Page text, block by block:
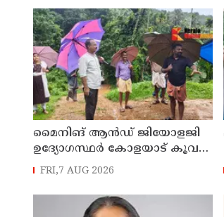
മൈനിങ് ആൻഡ്​ ജിയോളജി
ഉദ്യോഗസ്ഥർ കോളയാട് കൂവ
ഉന്നതി സന്ദർശിച്ചു
FRI,7 AUG 2026